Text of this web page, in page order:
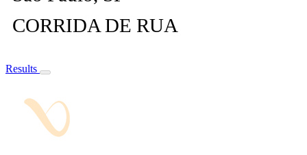
CORRIDA DE RUA
Results